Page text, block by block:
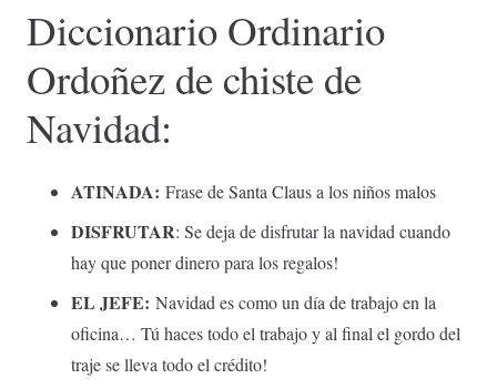
Diccionario Ordinario
Ordoñez de chiste de
Navidad:
ATINADA: Frase de Santa Claus a los niños malos
DISFRUTAR: Se deja de disfrutar la navidad cuando
hay que poner dinero para los regalos!
EL JEFE: Navidad es como un día de trabajo en la
oficina… Tú haces todo el trabajo y al final el gordo del
traje se lleva todo el crédito!